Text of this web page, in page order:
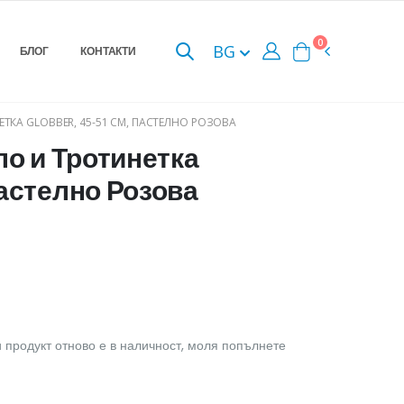
БЛОГ КОНТАКТИ BG 0
GLOBBER, 45-51 СМ, ПАСТЕЛНО РОЗОВА
и Тротинетка
Розова
отново е в наличност, моля попълнете